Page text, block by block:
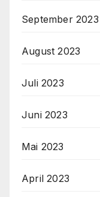
September 2023
August 2023
Juli 2023
Juni 2023
Mai 2023
April 2023